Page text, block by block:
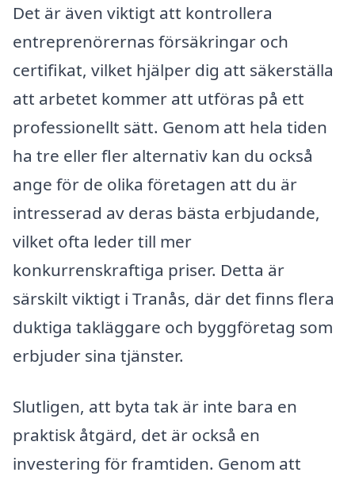
Det är även viktigt att kontrollera
entreprenörernas försäkringar och
certifikat, vilket hjälper dig att säkerställa
att arbetet kommer att utföras på ett
professionellt sätt. Genom att hela tiden
ha tre eller fler alternativ kan du också
ange för de olika företagen att du är
intresserad av deras bästa erbjudande,
vilket ofta leder till mer
konkurrenskraftiga priser. Detta är
särskilt viktigt i Tranås, där det finns flera
duktiga takläggare och byggföretag som
erbjuder sina tjänster.
Slutligen, att byta tak är inte bara en
praktisk åtgärd, det är också en
investering för framtiden. Genom att